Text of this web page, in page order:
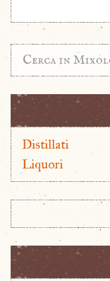
Distillati
Liquori